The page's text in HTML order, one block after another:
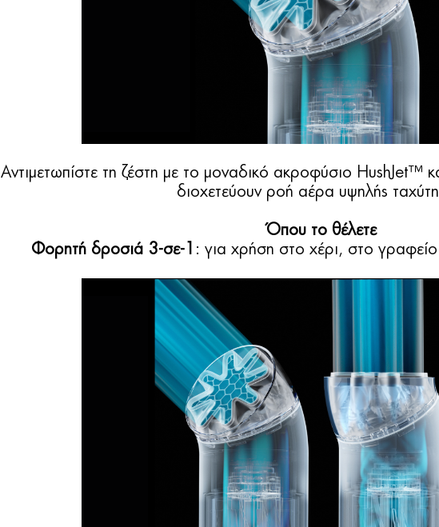
Αντιμετωπίστε τη ζέστη με το μοναδικό ακροφύσιο HushJet™
διοχετεύουν ροή αέρα υψηλής
Όπου το θέλετε
Φορητή δροσιά 3-σε-1 : για χρήση στο χέρι, στο